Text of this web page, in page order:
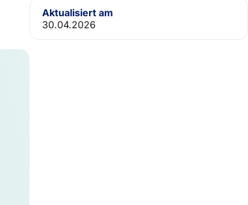
Aktualisiert am
30.04.2026